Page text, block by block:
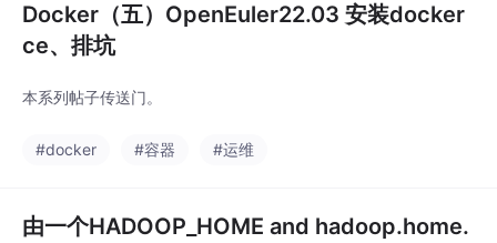
Docker（五）OpenEuler22.03 安装docker
ce、排坑
本系列帖子传送门。
#docker #容器 #运维
由一个HADOOP_HOME and hadoop.home.